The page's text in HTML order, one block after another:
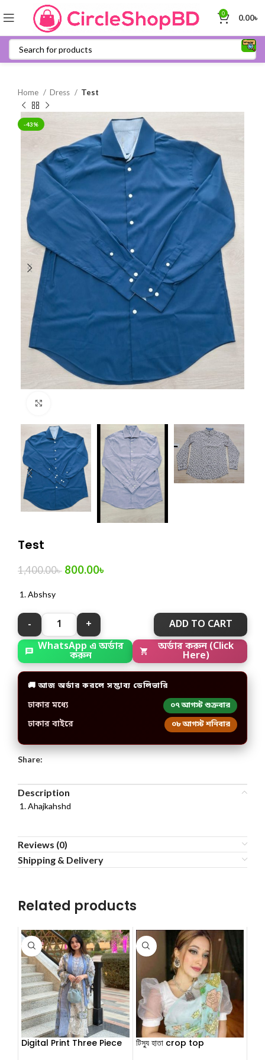
0 0.00৳
Home Dress Test
-43%
Test
1,400.00৳ 800.00৳
Abshsy
ADD TO CART
WhatsApp এ অর্ডার
করুন
অর্ডার করুন (Click
Here)
🚚 আজ অর্ডার করলে সম্ভাব্য ডেলিভারি
ঢাকার মধ্যে ০৭ আগস্ট শুক্রবার
ঢাকার বাইরে ০৮ আগস্ট শনিবার
Share:
Description
Ahajkahshd
Reviews (0)
Shipping & Delivery
Related products
Digital Print Three Piece টিস্যু হাতা crop top